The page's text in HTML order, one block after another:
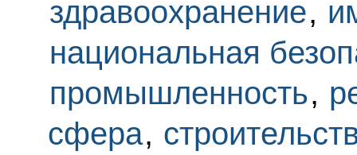
здравоохранение,
национальная
промышленность,
сфера,